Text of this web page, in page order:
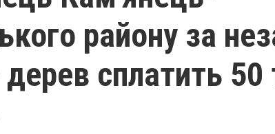
району за
сплатить 50